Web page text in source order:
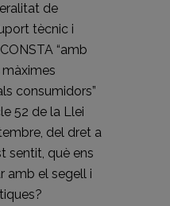
de
tècnic i
“amb
màximes
consumidors”
52 de la Llei
del dret a
sentit, què ens
amb el segell i